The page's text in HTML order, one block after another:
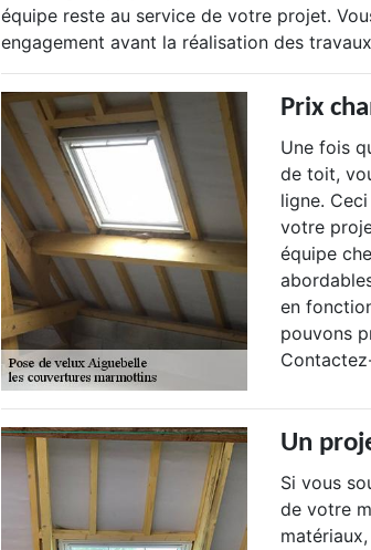
équipe reste au service de votre projet.
engagement avant la réalisation des
Prix
Une fois
de toit,
ligne.
votre
équipe
en
pouvons
Un
Si vous
de votre